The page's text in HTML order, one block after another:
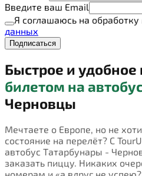
Введите ваш Email
Я соглашаюсь на
данных
Подписаться
Быстрое и удобное
билетом на
Черновцы
Мечтаете о Европе, но не
состояние на перелёт? С
автобус Татарбунары -
заказать пиццу. Никаких